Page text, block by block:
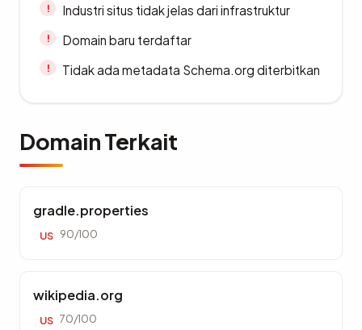
Industri situs tidak jelas dari infrastruktur
Domain baru terdaftar
Tidak ada metadata Schema.org diterbitkan
Domain Terkait
gradle.properties
US 90/100
wikipedia.org
US 70/100